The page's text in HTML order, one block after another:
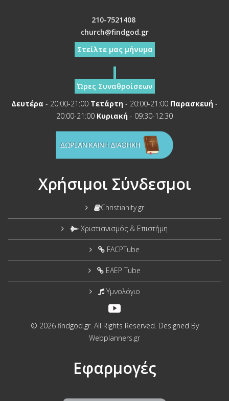
210-7521408
church@findgod.gr
Στείλτε μας μήνυμα
Ώρες Συναθροίσεων
Δευτέρα - 20:00-21:00 Τετάρτη - 20:00-21:00 Παρασκευή -
20:00-21:00 Κυριακή - 09:30-12:30
Χρήσιμοι Σύνδεσμοι
Christianity.gr
Χριστιανισμός & Επιστήμη
FACPTube
EAEP Tube
Υμνολόγιο
© 2026 findgod.gr. All Rights Reserved. Designed By
Webplanners.gr
Εφαρμογές